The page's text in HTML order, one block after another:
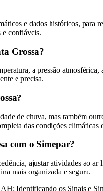
e dados históricos, para
e confiáveis.
Grossa?
a pressão
e precisa.
de chuva, mas também
das condições climáticas
com o Simepar?
ajustar atividades ao
mais organizada e segura.
Identificando os Sinais e